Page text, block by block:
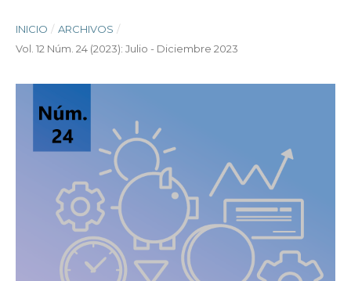
INICIO / ARCHIVOS /
Vol. 12 Núm. 24 (2023): Julio - Diciembre 2023